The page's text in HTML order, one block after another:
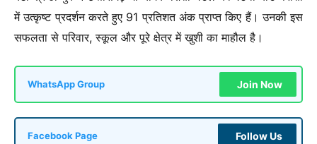
में उत्कृष्ट प्रदर्शन करते हुए 91 प्रतिशत अंक प्राप्त किए हैं। उनकी इस
सफलता से परिवार, स्कूल और पूरे क्षेत्र में खुशी का माहौल है।
WhatsApp Group Join Now
Facebook Page Follow Us